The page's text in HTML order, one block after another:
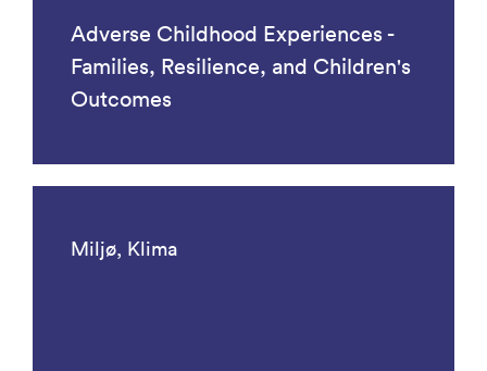
Adverse Childhood Experiences -
Families, Resilience, and Children's
Outcomes
Miljø, Klima